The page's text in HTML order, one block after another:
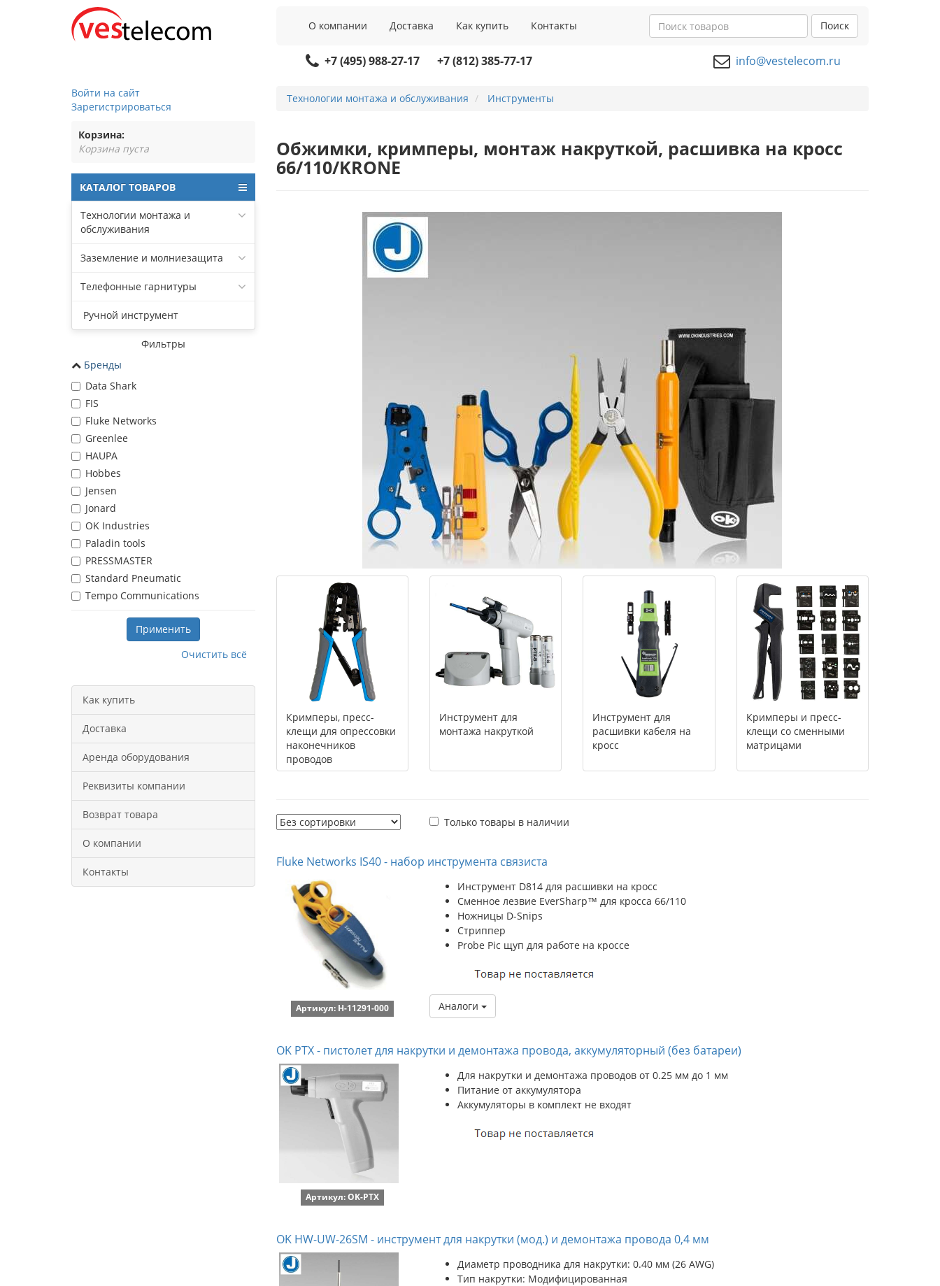
О компании Доставка Как купить Контакты Поиск
+7 (495) 988-27-17 +7 (812) 385-77-17 info@vestelecom.ru
Войти на сайт
Зарегистрироваться
Корзина:
Корзина пуста
КАТАЛОГ ТОВАРОВ
Технологии монтажа и
обслуживания
Заземление и молниезащита
Телефонные гарнитуры
Ручной инструмент
Фильтры
Бренды
Data Shark
FIS
Fluke Networks
Greenlee
HAUPA
Hobbes
Jensen
Jonard
OK Industries
Paladin tools
PRESSMASTER
Standard Pneumatic
Tempo Communications
Применить
Очистить всё
Как купить
Доставка
Аренда оборудования
Реквизиты компании
Возврат товара
О компании
Контакты
Технологии монтажа и обслуживания Инструменты
Обжимки, кримперы, монтаж накруткой, расшивка на кросс
66/110/KRONE
Кримперы, пресс-
клещи для опрессовки
наконечников
проводов
Инструмент для
монтажа накруткой
Инструмент для
расшивки кабеля на
кросс
Кримперы и пресс-
клещи со сменными
матрицами
Только товары в наличии
Fluke Networks IS40 - набор инструмента связиста
Артикул: H-11291-000
Инструмент D814 для расшивки на кросс
Сменное лезвие EverSharp™ для кросса 66/110
Ножницы D-Snips
Стриппер
Probe Pic щуп для работе на кроссе
Аналоги
OK PTX - пистолет для накрутки и демонтажа провода, аккумуляторный (без батареи)
Артикул: OK-PTX
Для накрутки и демонтажа проводов от 0.25 мм до 1 мм
Питание от аккумулятора
Аккумуляторы в комплект не входят
OK HW-UW-26SM - инструмент для накрутки (мод.) и демонтажа провода 0,4 мм
Диаметр проводника для накрутки: 0.40 мм (26 AWG)
Тип накрутки: Модифицированная